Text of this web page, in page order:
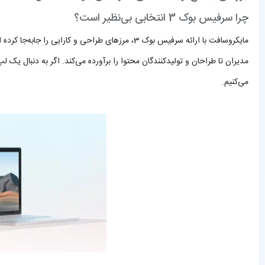
چرا سرفیس بوک 3 انتخابی بی‌نظیر است؟
مایکروسافت با ارائه سرفیس بوک 3، مرزهای
می‌کنیم.